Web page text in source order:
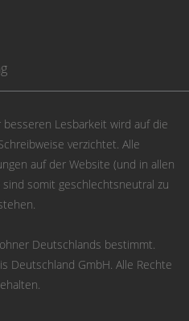
Lesbarkeit wird auf die
verzichtet. Alle
auf der Website (und in allen
somit geschlechtsneutral zu
Deutschlands bestimmt.
Deutschland GmbH. Alle Rechte